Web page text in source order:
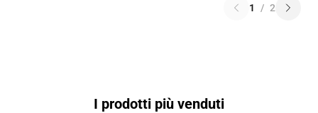
1 / 2
I prodotti più venduti